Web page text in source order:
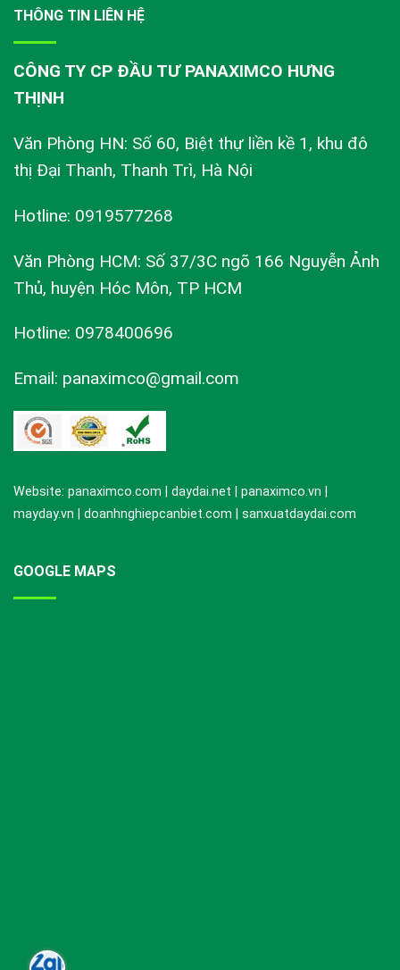
THÔNG TIN LIÊN HỆ
CÔNG TY CP ĐẦU TƯ PANAXIMCO HƯNG
THỊNH
Văn Phòng HN: Số 60, Biệt thự liền kề 1, khu đô
thị Đại Thanh, Thanh Trì, Hà Nội
Hotline: 0919577268
Văn Phòng HCM: Số 37/3C ngõ 166 Nguyễn Ảnh
Thủ, huyện Hóc Môn, TP HCM
Hotline: 0978400696
Email: panaximco@gmail.com
Website: panaximco.com | daydai.net | panaximco.vn |
mayday.vn | doanhnghiepcanbiet.com | sanxuatdaydai.com
GOOGLE MAPS